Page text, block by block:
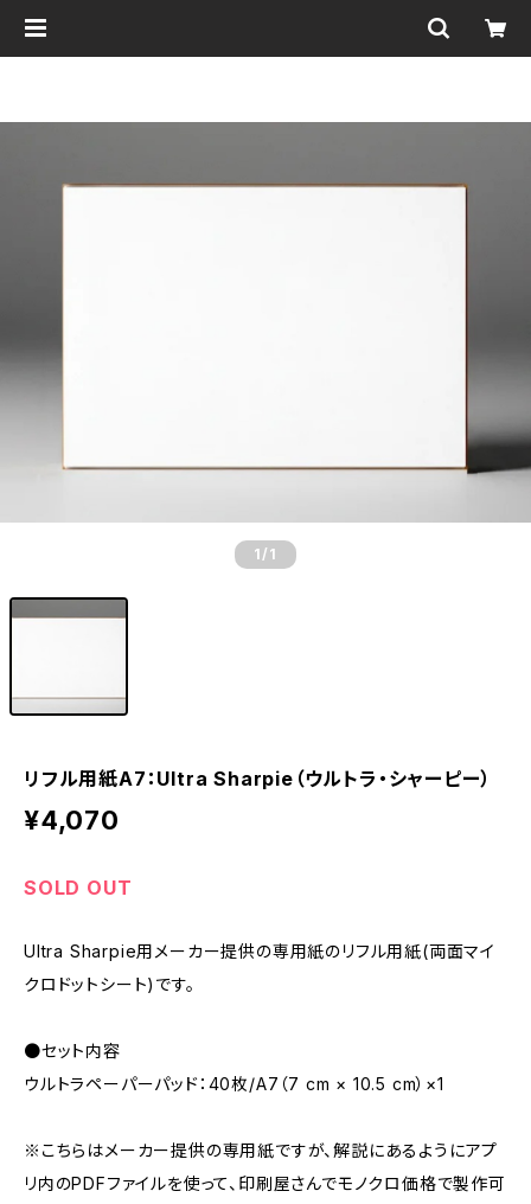
1 /1
リフル用紙A7：Ultra Sharpie（ウルトラ・シャーピー）
¥4,070
SOLD OUT
Ultra Sharpie用メーカー提供の専用紙のリフル用紙(両面マイ
クロドットシート)です。
●セット内容
ウルトラペーパーパッド：40枚/A7（7 cm × 10.5 cm）×1
※こちらはメーカー提供の専用紙ですが、解説にあるようにアプ
リ内のPDFファイルを使って、印刷屋さんでモノクロ価格で製作可